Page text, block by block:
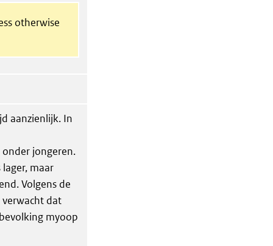
otherwise
aanzienlijk. In
jongeren.
maar
Volgens de
dat
myoop